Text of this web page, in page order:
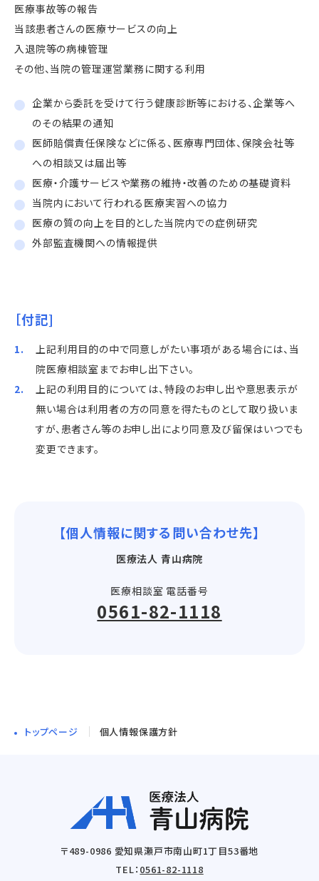
医療事故等の報告
当該患者さんの医療サービスの向上
入退院等の病棟管理
その他、当院の管理運営業務に関する利用
企業から委託を受けて行う健康診断等における、企業等へ
のその結果の通知
医師賠償責任保険などに係る、医療専門団体、保険会社等
への相談又は届出等
医療・介護サービスや業務の維持・改善のための基礎資料
当院内において行われる医療実習への協力
医療の質の向上を目的とした当院内での症例研究
外部監査機関への情報提供
［付記]
上記利用目的の中で同意しがたい事項がある場合には、当
院医療相談室までお申し出下さい。
上記の利用目的については、特段のお申し出や意思表示が
無い場合は利用者の方の同意を得たものとして取り扱いま
すが、患者さん等のお申し出により同意及び留保はいつでも
変更できます。
【個人情報に関する問い合わせ先】
医療法人 青山病院
医療相談室 電話番号
0561-82-1118
トップページ 個人情報保護方針
〒489-0986 愛知県瀬戸市南山町1丁目53番地
TEL： 0561-82-1118